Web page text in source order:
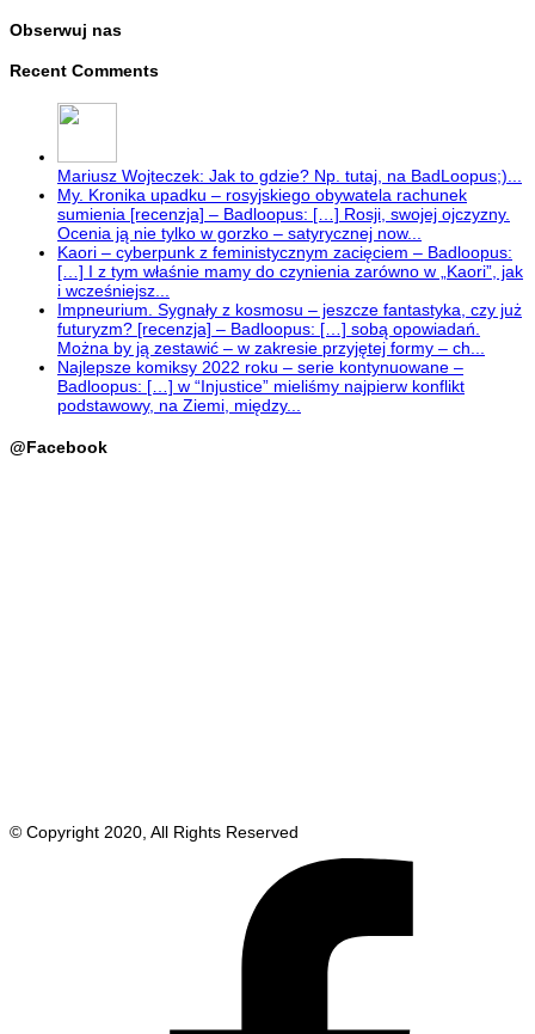
Obserwuj nas
Recent Comments
Mariusz Wojteczek: Jak to gdzie? Np. tutaj, na BadLoopus;)...
My. Kronika upadku – rosyjskiego obywatela rachunek
sumienia [recenzja] – Badloopus: […] Rosji, swojej ojczyzny.
Ocenia ją nie tylko w gorzko – satyrycznej now...
Kaori – cyberpunk z feministycznym zacięciem – Badloopus:
[…] I z tym właśnie mamy do czynienia zarówno w „Kaori”, jak
i wcześniejsz...
Impneurium. Sygnały z kosmosu – jeszcze fantastyka, czy już
futuryzm? [recenzja] – Badloopus: […] sobą opowiadań.
Można by ją zestawić – w zakresie przyjętej formy – ch...
Najlepsze komiksy 2022 roku – serie kontynuowane –
Badloopus: […] w “Injustice” mieliśmy najpierw konflikt
podstawowy, na Ziemi, między...
@Facebook
© Copyright 2020, All Rights Reserved